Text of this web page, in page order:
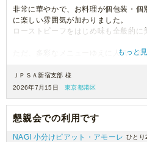
非常に華やかで、お料理が個包装・
に楽しい雰囲気が加わりました。
ローストビーフをはじめ味も全般的に
ただ、多彩なメニューゆえに人気の差
個包装のおかげで残った分はそのまま
た。
おもてなしに最適です。またぜひ注文
もっと
ＪＰＳＡ新宿支部 様
2026年7月15日
東京都港区
懇親会での利用です
NAGI 小分けピアット・アモーレ ひとり